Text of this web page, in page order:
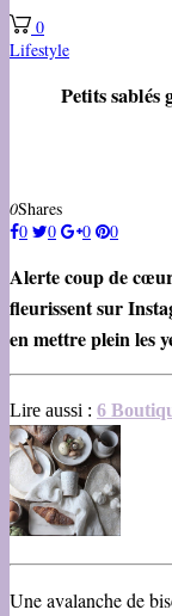
0
Lifestyle
Petits sablés
0Shares
0
0 0 0
Alerte coup de
fleurissent sur
en mettre plein les
Lire aussi : 6
Une avalanche de